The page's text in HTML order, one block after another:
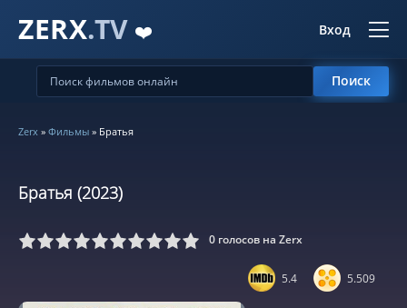
ZERX.TV ❤️ Вход
Поиск
Zerx » Фильмы » Братья
Братья (2023)
6 7 8 9 10 0 голосов на Zerx
5.4 5.509